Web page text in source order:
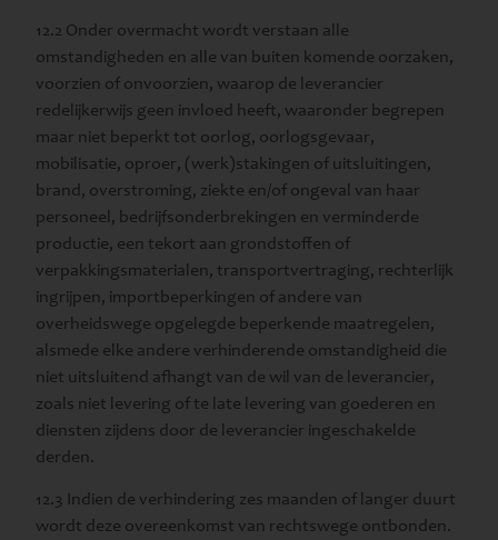
12.2 Onder overmacht wordt verstaan alle
omstandigheden en alle van buiten komende oorzaken,
voorzien of onvoorzien, waarop de leverancier
redelijkerwijs geen invloed heeft, waaronder begrepen
maar niet beperkt tot oorlog, oorlogsgevaar,
mobilisatie, oproer, (werk)stakingen of uitsluitingen,
brand, overstroming, ziekte en/of ongeval van haar
personeel, bedrijfsonderbrekingen en verminderde
productie, een tekort aan grondstoffen of
verpakkingsmaterialen, transportvertraging, rechterlijk
ingrijpen, importbeperkingen of andere van
overheidswege opgelegde beperkende maatregelen,
alsmede elke andere verhinderende omstandigheid die
niet uitsluitend afhangt van de wil van de leverancier,
zoals niet levering of te late levering van goederen en
diensten zijdens door de leverancier ingeschakelde
derden.
12.3 Indien de verhindering zes maanden of langer duurt
wordt deze overeenkomst van rechtswege ontbonden.